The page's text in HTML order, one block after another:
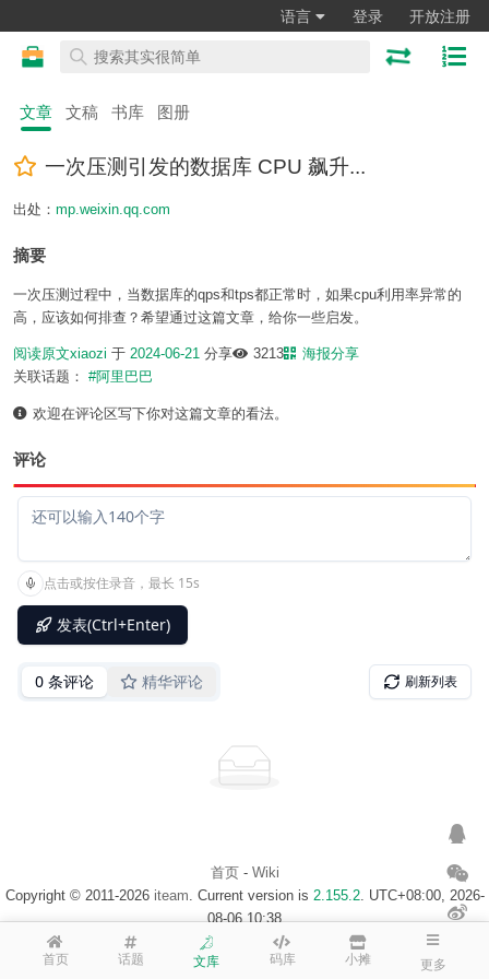
语言 登录 开放注册
首页 话题 文库 码库 小摊 更多
文章 文稿 书库 图册
一次压测引发的数据库 CPU 飙升...
出处： mp.weixin.qq.com
摘要
一次压测过程中，当数据库的qps和tps都正常时，如果cpu利用率异常的
高，应该如何排查？希望通过这篇文章，给你一些启发。
阅读原文xiaozi 于 2024-06-21 分享 3213
海报分享
关联话题： #阿里巴巴
欢迎在评论区写下你对这篇文章的看法。
评论
首页- Wiki
Copyright © 2011-2026 iteam. Current version is 2.155.2. UTC+08:00, 2026-
08-06 10:38
浙ICP备14020137号-1 $访客地图$